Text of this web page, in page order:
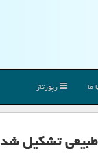
ما رپورتاژ
طبیعی تشكیل شد